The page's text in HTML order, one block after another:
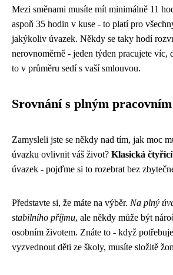
Mezi směnami musíte mít minimálně 11
aspoň 35 hodin v kuse - to platí pro
jakýkoliv úvazek. Někdy se taky hodí
nerovnoměrně - jeden týden pracujete
to v průměru sedí s vaší smlouvou.
Srovnání s plným
Zamysleli jste se někdy nad tím, jak moc
úvazku ovlivnit váš život? Klasická
úvazek - pojďme si to rozebrat bez
Představte si, že máte na výběr. Na plný
stabilního příjmu, ale někdy může být
osobním životem. Znáte to - když
vyzvednout děti ze školy, musíte složitě